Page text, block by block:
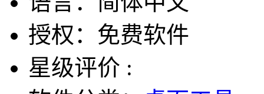
授权： 免费软件
星级评价 :